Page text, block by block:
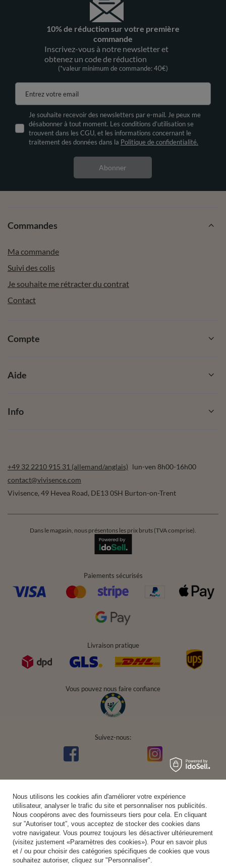
10% de réduction sur votre première
commande
Inscrivez-vous à notre newsletter et
obtenez un code de réduction
(*valeur minimum de commande: 40€)
Entrez votre email
Je souhaite recevoir des newsletters par e-mail. Je peux me
désabonner à tout moment. Les conditions d’utilisation se
trouvent dans les CGU, et les informations concernant le
traitement des données dans la Politique de confidentialité.
Abonner
Commandes
Ma commande
Suivi des colis
Je souhaite me rétracter du contrat
Contact
Compte
Aide
Info
+49 32 2210 915 31 (allemand/anglais) lun-ven 8h00-16h00
contact@vivisence.com
Vivisence, 49 Hevea Road, DE13 0SH Burton-on-Trent
Dans le magasin, nous présentons les prix bruts (TVA comprise).
Paiements sécurisés
Livraison pratique
Vous pouvez nous faire confiance
Suivez-nous:
Nous utilisons les cookies afin d'améliorer votre expérience
utilisateur, analyser le trafic du site et personnaliser nos publicités.
Nous coopérons avec des fournisseurs tiers pour cela. En cliquant
sur ”Autoriser tout”, vous acceptez de stocker des cookies dans
votre navigateur. Vous pourrez toujours les désactiver ultérieurement
(visitez justement «Paramètres des cookies»). Pour en savoir plus
et / ou pour choisir des catégories spécifiques de cookies que vous
souhaitez autoriser, cliquez sur "Personnaliser".